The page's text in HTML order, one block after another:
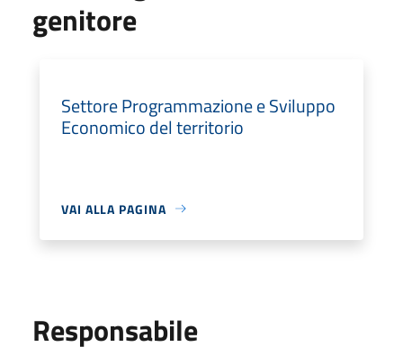
genitore
Settore Programmazione e Sviluppo
Economico del territorio
VAI ALLA PAGINA
Responsabile